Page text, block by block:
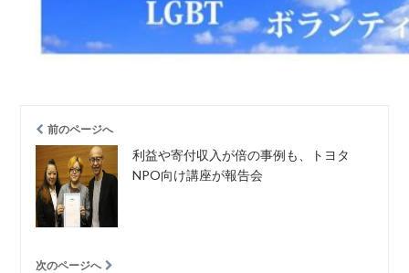
前のページへ
利益や寄付収入が倍の事例も、トヨタ
NPO向け講座が報告会
次のページへ